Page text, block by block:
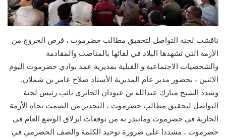
ناقشت لجنة التواصل لتحقيق مطالب حضرموت ، فرص الخروج من
الأزمة التي تشهدها البلاد في لقائها بالمناصب والمقادمة
والشخصيات الاجتماعية و القبلية بمديرية عمد بوادي حضرموت اليوم
الاثنين ، بحضور مدير عام المديرية الأستاذ صلاح عامر بن شملان.
وشدد الشيخ مبارك عبدالله بن عبودان الجابري نائب رئيس لجنة
التواصل لتحقيق مطالب حضرموت ، التحذير من الصمت تجاه الأزمة
الجارية في حضرموت وماتنذر به من توقعات انزلاق الوضع العام في
حضرموت ، مشددا على ضرورة توحيد الكلمة والصف الحضرمي في